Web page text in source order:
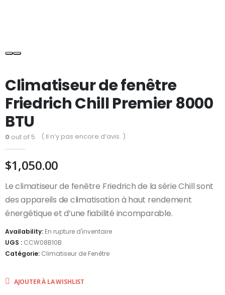
Climatiseur de fenêtre
Friedrich Chill Premier 8000
BTU
0 out of 5 ( Il n’y pas encore d’avis. )
$1,050.00
Le climatiseur de fenêtre Friedrich de la série Chill sont
des appareils de climatisation à haut rendement
énergétique et d’une fiabilité incomparable.
Availability: En rupture d'inventaire
UGS : CCW08B10B
Catégorie: Climatiseur de Fenêtre
AJOUTER À LA WISHLIST